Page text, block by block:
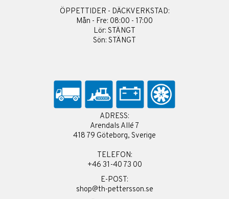
ÖPPETTIDER - DÄCKVERKSTAD:
Mån - Fre: 08:00 - 17:00
Lör: STÄNGT
Sön: STÄNGT
ADRESS:
Arendals Allé 7
418 79 Göteborg, Sverige
TELEFON:
+46 31-40 73 00
E-POST:
shop@th-pettersson.se